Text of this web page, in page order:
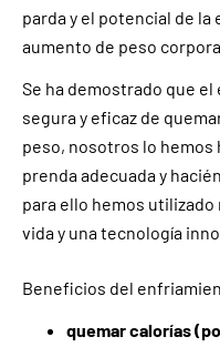
parda y el potencial de
aumento de peso
Se ha demostrado que
segura y eficaz de
peso, nosotros lo
prenda adecuada y
para ello hemos
vida y una tecnología
Beneficios del
quemar calorías